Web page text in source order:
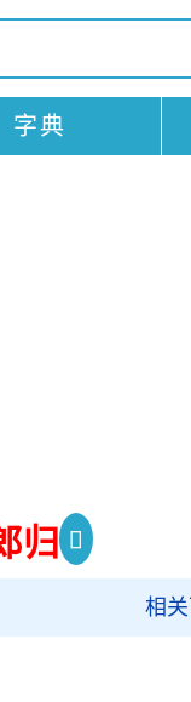
字典
归
相